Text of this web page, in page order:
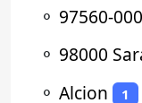
⚬ 97560-
⚬ 98000
⚬ Alcion 1